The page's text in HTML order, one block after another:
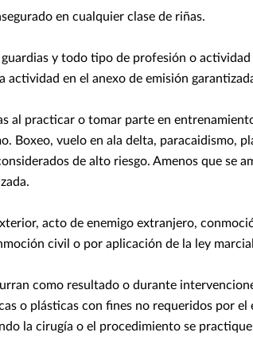
en cualquier clase de riñas.
y todo tipo de profesión o actividad
actividad en el anexo de emisión
al practicar o tomar parte en
Boxeo, vuelo en ala delta, paracaidismo,
de alto riesgo. Amenos que se
acto de enemigo extranjero,
civil o por aplicación de la ley
como resultado o durante
o plásticas con fines no requeridos por el
la cirugía o el procedimiento se